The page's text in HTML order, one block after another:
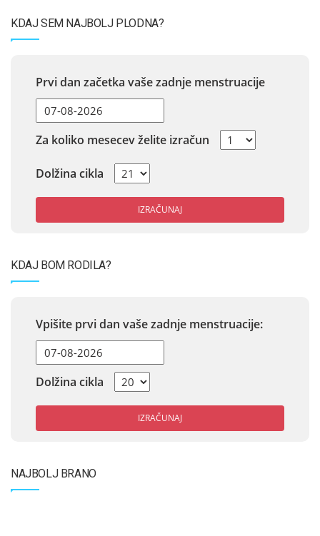
KDAJ SEM NAJBOLJ PLODNA?
Prvi dan začetka vaše zadnje menstruacije
Za koliko mesecev želite izračun
Dolžina cikla
IZRAČUNAJ
KDAJ BOM RODILA?
Vpišite prvi dan vaše zadnje menstruacije:
Dolžina cikla
IZRAČUNAJ
NAJBOLJ BRANO